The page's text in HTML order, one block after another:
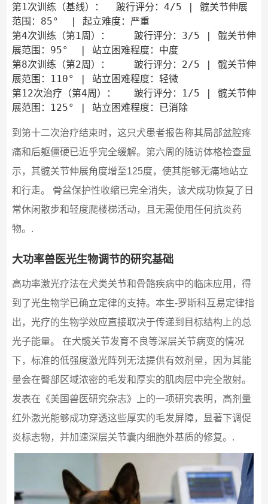
第1次训练（基线）：  跛行评分：4/5 | 髋关节伸展
范围：85°  | 起立难度：严重
第4次训练（第1周）：    跛行评分：3/5 | 髋关节伸
展范围：95°  | 站立困难程度：中度
第8次训练（第2周）：    跛行评分：2/5 | 髋关节伸
展范围：110° | 站立困难程度：轻微
第12次治疗（第4周）：   跛行评分：1/5 | 髋关节伸
展范围：125° | 站立困难程度：已消除
到第十二次治疗结束时，这只犬患者报告称其局部盆腔疼
痛和后躯僵硬已近乎完全缓解。第六周的随访体格检查显
示，其髋关节伸展角度增至125度，使其能够无痛地站立
和行走。 骨盆保护性收缩已完全消失，该犬成功恢复了日
常休闲散步和轻度爬楼梯活动，且无需使用任何抗炎药
物。.
大功率兽医光生物调节的研究基础
高功率激光疗法在犬类关节和骨骼疾病中的临床应用，得
到了光生物学已确立定律的支持。本生-罗斯科互易定律指
出，光疗的生物学效应直接取决于传递到目标结构上的总
光子能量。 在犬髋关节发育不良等深层关节病变的情况
下，标准的低强度激光阵列无法提供有效剂量，因为其能
量会在臀部区域浓密的毛发和厚实的肌肉层中完全散射。
发表在《美国兽医研究杂志》上的一项研究表明，高剂量
红外激光能够成功穿透这些厚实的毛发屏障，显著下调促
炎标志物，并加速深层关节囊内细胞外基质的修复。.